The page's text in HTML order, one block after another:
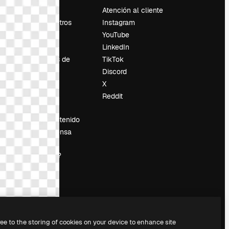
Sobre nosotros
Empleo
Tendencias de
búsqueda
Blog
Eventos
Slidesgo
Vender contenido
Sala de prensa
¿Buscas
magnific.ai?
Atención al cliente
Instagram
YouTube
LinkedIn
TikTok
Discord
X
Reddit
to the storing of cookies on your device to enhance site